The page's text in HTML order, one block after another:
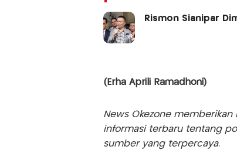
Rismon Sianipar
(Erha Aprili Ramadhoni)
News Okezone
informasi terbaru tentang
sumber yang terpercaya.